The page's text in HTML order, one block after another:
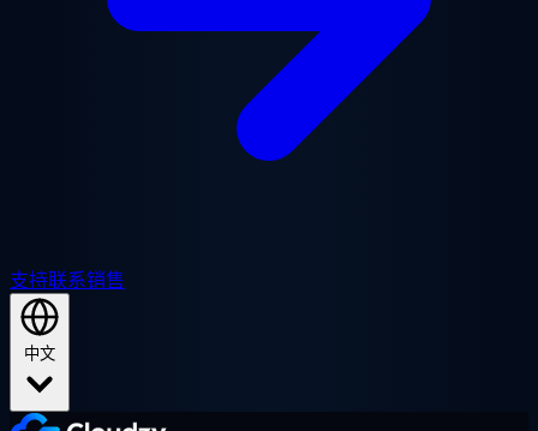
支持联系销售
中文